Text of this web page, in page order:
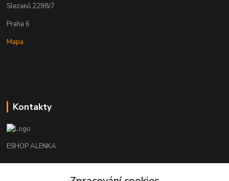
Slezanů 2298/7
Praha 6
Mapa
Kontakty
ESHOP ALENKA